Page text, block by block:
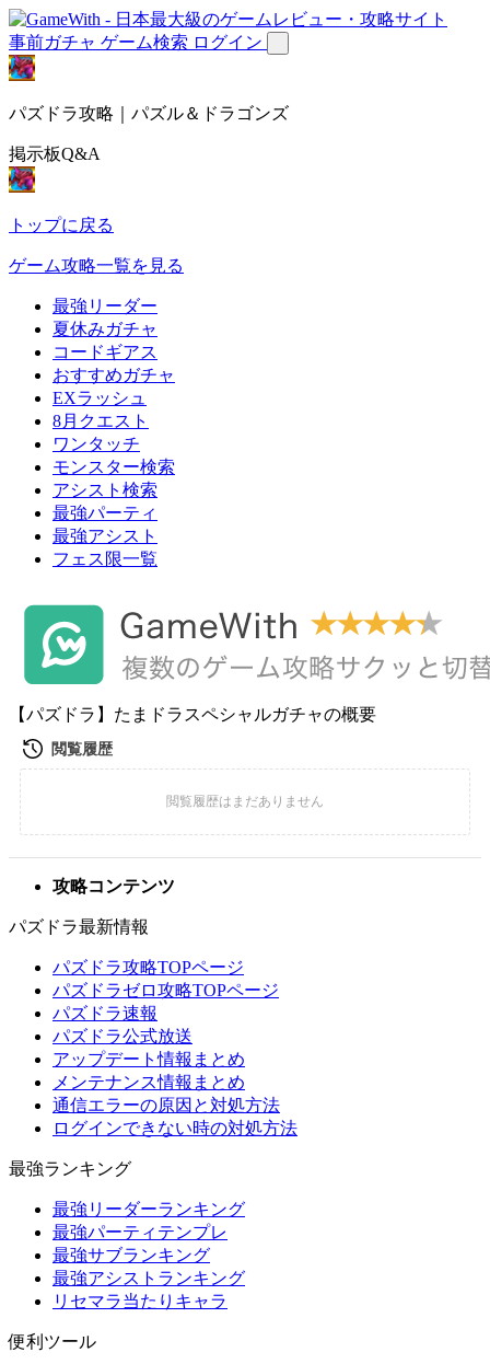
事前ガチャ ゲーム検索 ログイン
パズドラ攻略｜パズル＆ドラゴンズ
掲示板Q&A
トップに戻る
ゲーム攻略一覧を見る
最強リーダー
夏休みガチャ
コードギアス
おすすめガチャ
EXラッシュ
8月クエスト
ワンタッチ
モンスター検索
アシスト検索
最強パーティ
最強アシスト
フェス限一覧
【パズドラ】たまドラスペシャルガチャの概要
攻略コンテンツ
パズドラ最新情報
パズドラ攻略TOPページ
パズドラゼロ攻略TOPページ
パズドラ速報
パズドラ公式放送
アップデート情報まとめ
メンテナンス情報まとめ
通信エラーの原因と対処方法
ログインできない時の対処方法
最強ランキング
最強リーダーランキング
最強パーティテンプレ
最強サブランキング
最強アシストランキング
リセマラ当たりキャラ
便利ツール